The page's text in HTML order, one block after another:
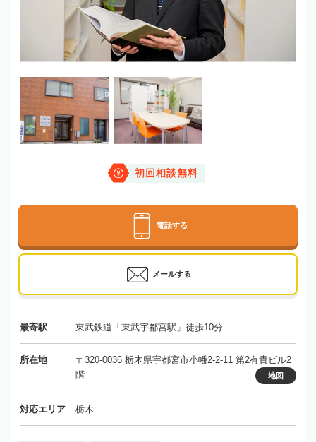
初回相談無料
電話する
メールする
最寄駅 東武鉄道「東武宇都宮駅」徒歩10分
所在地
〒320-0036 栃木県宇都宮市小幡2-2-11 第2有貴ビル2
階
地図
対応エリア 栃木